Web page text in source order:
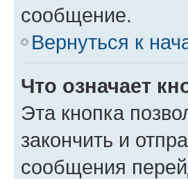
сообщение.
Вернуться к
Что означает
Эта кнопка
закончить и
сообщения